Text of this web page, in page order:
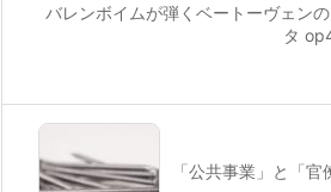
バレンボイムが弾くベートーヴェン
タ
「公共事業」と「